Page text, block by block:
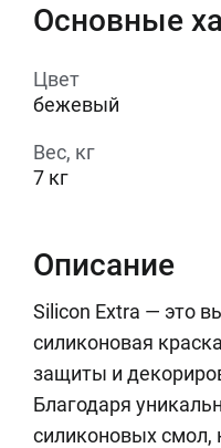
Основные
Цвет
бежевый
Вес, кг
7 кг
Описание
Silicon Extra — это
силиконовая
защиты и
Благодаря
силиконовых смол,